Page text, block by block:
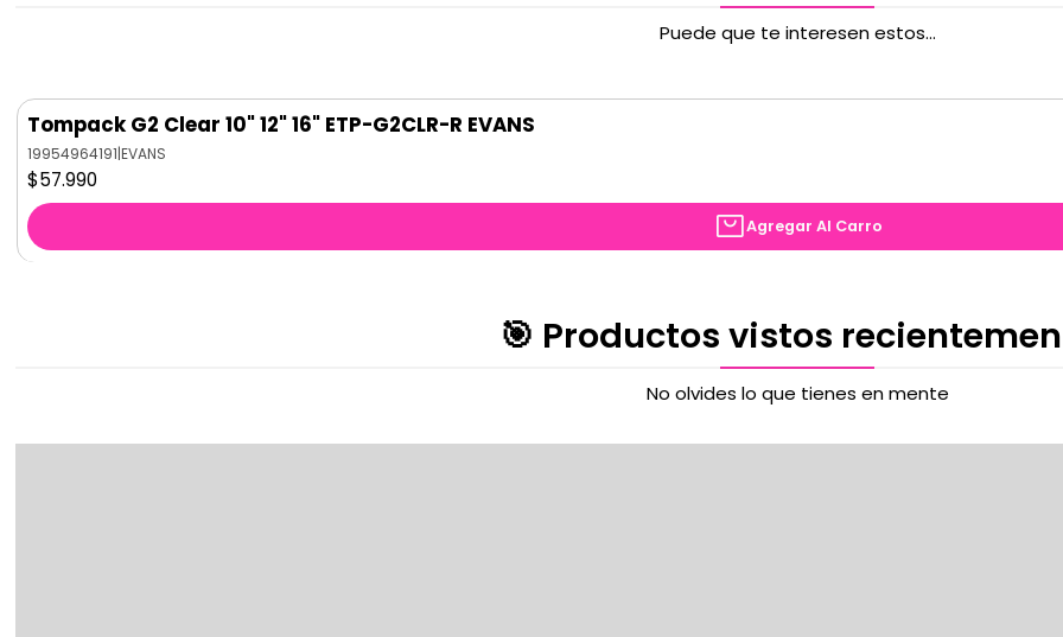
Puede que te interesen estos...
Tompack G2 Clear 10" 12" 16" ETP-G2CLR-R EVANS
19954964191|EVANS
$57.990
Agregar Al Carro
🎯 Productos vistos
No olvides lo que tienes en mente